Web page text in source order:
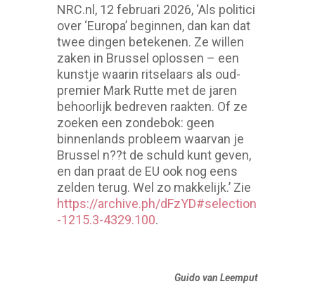
NRC.nl, 12 februari 2026, ‘Als politici
over ‘Europa’ beginnen, dan kan dat
twee dingen betekenen. Ze willen
zaken in Brussel oplossen – een
kunstje waarin ritselaars als oud-
premier Mark Rutte met de jaren
behoorlijk bedreven raakten. Of ze
zoeken een zondebok: geen
binnenlands probleem waarvan je
Brussel n??t de schuld kunt geven,
en dan praat de EU ook nog eens
zelden terug. Wel zo makkelijk.’ Zie
https://archive.ph/dFzYD#selection
-1215.3-4329.100.
Guido van Leemput